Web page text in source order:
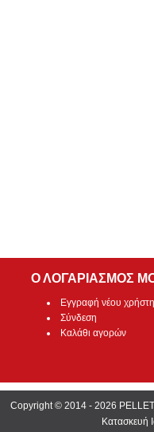
Ο ΛΟΓΑΡΙΑΣΜΟΣ
Εγγραφή νέου χρήστη
Σύνδεση
Καλάθι αγορών
Copyright © 2014 - 2026
Κατασκευή